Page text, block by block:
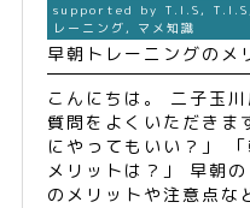
supported by T.I.S , T.I.S
レーニング , マメ知識
早朝トレーニングのメ
こんにちは。 二子玉
質問をよくいただきま
にやってもいい？」
メリットは？」 早朝
のメリットや注意点